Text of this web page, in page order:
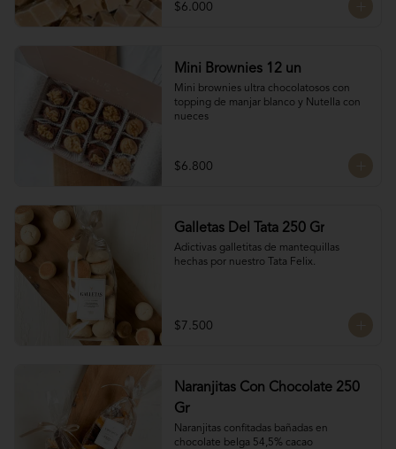
$6.000
Mini Brownies 12 un
Mini brownies ultra chocolatosos con
topping de manjar blanco y Nutella con
nueces
$6.800
Galletas Del Tata 250 Gr
Adictivas galletitas de mantequillas
hechas por nuestro Tata Felix.
$7.500
Naranjitas Con Chocolate 250
Gr
Naranjitas confitadas bañadas en
chocolate belga 54,5% cacao